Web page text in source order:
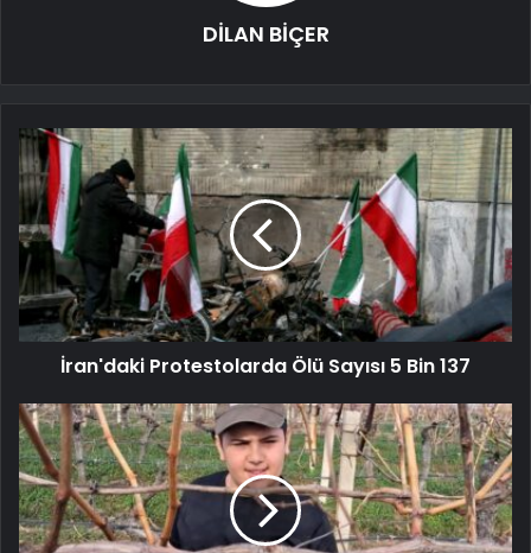
DİLAN BİÇER
İran'daki Protestolarda Ölü Sayısı 5 Bin 137